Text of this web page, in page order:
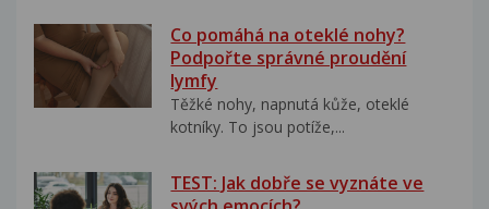
Co pomáhá na oteklé nohy?
Podpořte správné proudění
lymfy
Těžké nohy, napnutá kůže, oteklé
kotníky. To jsou potíže,...
TEST: Jak dobře se vyznáte ve